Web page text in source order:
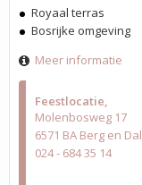
Feestlocatie
Molenbosweg 17
6571 BA Berg en Dal
024 - 684 35 14
Royaal terras
Bosrijke omgeving
Meer informatie